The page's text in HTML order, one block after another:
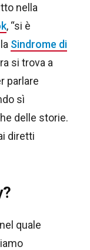
nella
, “si è
Sindrome di
si trova a
parlare
sì
delle storie.
diretti
quale